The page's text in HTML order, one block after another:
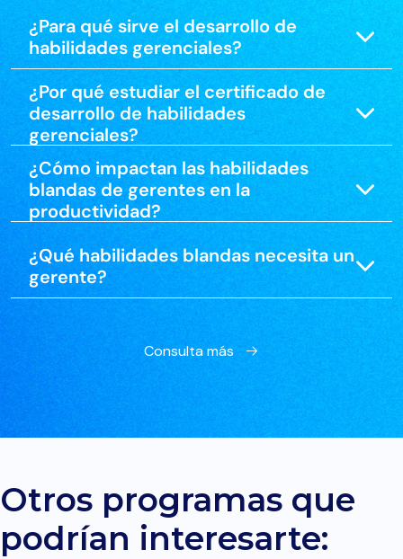
¿Para qué sirve el desarrollo de
habilidades gerenciales?
¿Por qué estudiar el certificado de
desarrollo de habilidades
gerenciales?
¿Cómo impactan las habilidades
blandas de gerentes en la
productividad?
¿Qué habilidades blandas necesita un
gerente?
Consulta más
Otros programas que
podrían interesarte: